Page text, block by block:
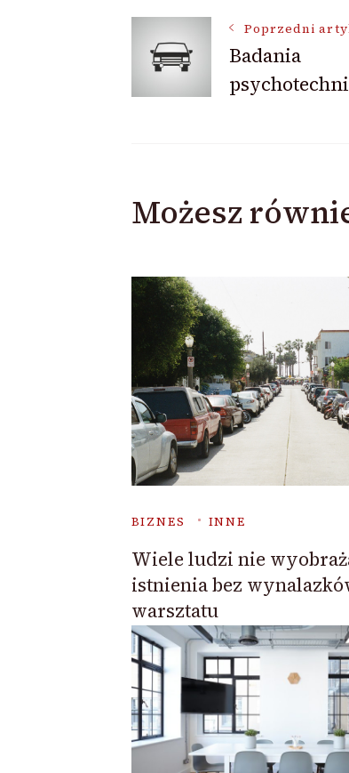
Nawigacja
wpisu
Poprzedni
Badania
Możesz
BIZNES INNE
Wiele ludzi nie
istnienia bez
warsztatu